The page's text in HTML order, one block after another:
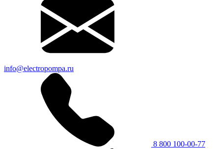
info@electropompa.ru
8 800 100-00-77